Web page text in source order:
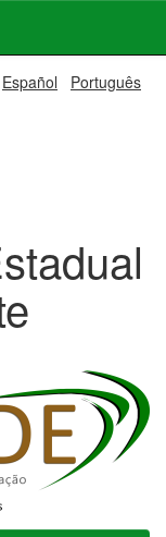
Español Português